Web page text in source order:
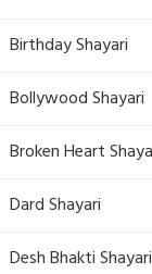
Birthday Shayari
Bollywood Shayari
Broken Heart
Dard Shayari
Desh Bhakti Shayari